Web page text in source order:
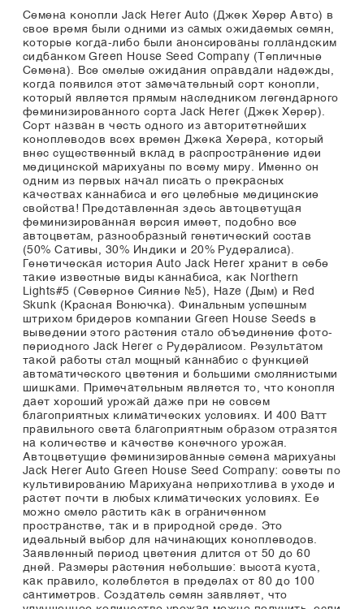
Семена конопли Jack Herer Auto (Джек Херер Авто) в
свое время были одними из самых ожидаемых семян,
которые когда-либо были анонсированы голландским
сидбанком Green House Seed Company (Тепличные
Семена). Все смелые ожидания оправдали надежды,
когда появился этот замечательный сорт конопли,
который является прямым наследником легендарного
феминизированного сорта Jack Herer (Джек Херер).
Сорт назван в честь одного из авторитетнейших
коноплеводов всех времен Джека Херера, который
внес существенный вклад в распространение идеи
медицинской марихуаны по всему миру. Именно он
одним из первых начал писать о прекрасных
качествах каннабиса и его целебные медицинские
свойства! Представленная здесь автоцветущая
феминизированная версия имеет, подобно все
автоцветам, разнообразный генетический состав
(50% Сативы, 30% Индики и 20% Рудералиса).
Генетическая история Auto Jack Herer хранит в себе
такие известные виды каннабиса, как Northern
Lights#5 (Северное Сияние №5), Haze (Дым) и Red
Skunk (Красная Вонючка). Финальным успешным
штрихом бридеров компании Green House Seeds в
выведении этого растения стало объединение фото-
периодного Jack Herer с Рудералисом. Результатом
такой работы стал мощный каннабис с функцией
автоматического цветения и большими смолянистыми
шишками. Примечательным является то, что конопля
дает хороший урожай даже при не совсем
благоприятных климатических условиях. И 400 Ватт
правильного света благоприятным образом отразятся
на количестве и качестве конечного урожая.
Автоцветущие феминизированные семена марихуаны
Jack Herer Auto Green House Seed Company: советы по
культивированию Марихуана неприхотлива в уходе и
растет почти в любых климатических условиях. Ее
можно смело растить как в ограниченном
пространстве, так и в природной среде. Это
идеальный выбор для начинающих коноплеводов.
Заявленный период цветения длится от 50 до 60
дней. Размеры растения небольшие: высота куста,
как правило, колеблется в пределах от 80 до 100
сантиметров. Создатель семян заявляет, что